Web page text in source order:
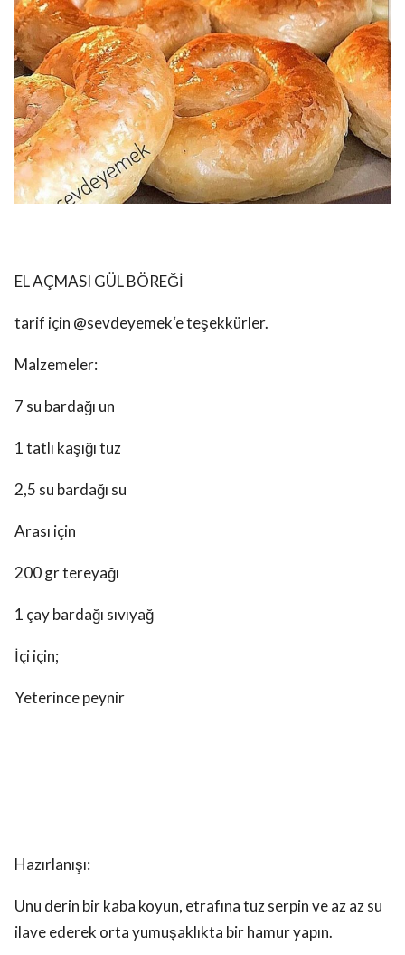
EL AÇMASI GÜL BÖREĞİ
tarif için @sevdeyemek‘e teşekkürler.
Malzemeler:
7 su bardağı un
1 tatlı kaşığı tuz
2,5 su bardağı su
Arası için
200 gr tereyağı
1 çay bardağı sıvıyağ
İçi için;
Yeterince peynir
Hazırlanışı:
Unu derin bir kaba koyun, etrafına tuz serpin ve az az su
ilave ederek orta yumuşaklıkta bir hamur yapın.